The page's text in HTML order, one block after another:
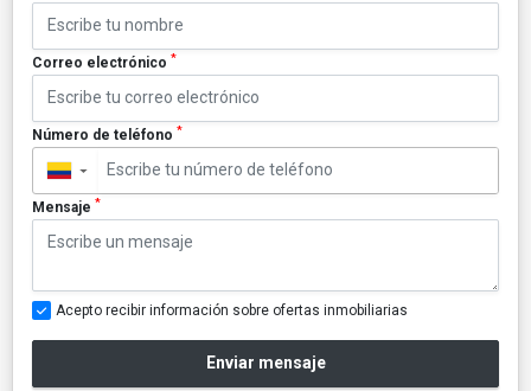
Correo electrónico *
Número de teléfono *
▼
Mensaje *
Acepto recibir información sobre ofertas inmobiliarias
Enviar mensaje